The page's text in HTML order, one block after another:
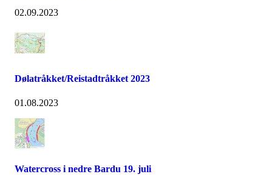
02.09.2023
Dølatråkket/Reistadtråkket 2023
01.08.2023
Watercross i nedre Bardu 19. juli